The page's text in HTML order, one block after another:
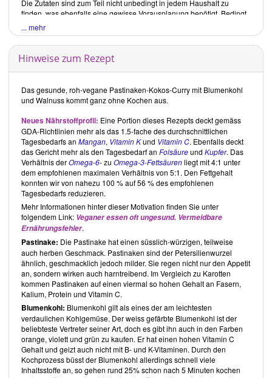
Die Zutaten sind zum Teil nicht unbedingt in jedem Haushalt zu
finden, was ebenfalls eine gewisse Vorausplanung benötigt. Bedingt
durch die Zutatenwahl, sind gerade bei den Desserts einige Gerichte
streng genommen nicht als roh zu bezeichnen, obgleich die
Zubereitung ohne Erhitzen auskommt. Durch den geringen Gebrauch
von zugesetzten Ölen und Süssungsmitteln jedoch und die
Verwendung frischer Zutaten, sind die meisten aufgeführten Rezepte
als gesund zu bezeichnen und heben sich somit von Gerichten vieler
veganer Rezeptbücher ab.
Kritische Rezensionen
Die Blogrezension bezieht sich ausschliesslich auf im Blog
veröffentlichte Rezepte, die zum Zeitpunkt der Erstellung der
Rezension veröffentlicht waren. Im Blog erschienene Artikel sind
nicht berücksichtigt.
Gesamteindruck
Vminh - Smile & Shineführt eine recht grosse Auswahl internationaler
roh-veganer Rezepte. Man erkennt an den Rezepten ganz deutlich
den asiatisch (vietnamesisch) geprägten Hintergrund der Bloggerin
Minh. Die Rezepte sind einfach zuzubereiten, wobei die
Zubereitungszeiten, bedingt durch Dörr-, Keim- und Einweichzeiten,
teilweise recht lang sind. Hier wäre eine Angabe der
Zubereitungszeiten zu Beginn des Rezeptes für die Planung hilfreich.
Ein Teil der Rezepte verlangt nach ungewöhnlicheren Zutaten, wie
Spirulina,Lucumaund Weizengraspulver. Abgesehen von den
Kuchen, benötigen die meisten Rezepte gar kein bis nur wenig
zugesetztes Öl. Bis auf eine Ausnahme, verwendetMinh selbst bei
den Desserts, nur geringe Mengen Süssungsmittel. In einem Gericht
verwendet sieHonig, den strenge Veganer sicherlich austauschen
möchten.Cashewnüsse, die in etwa einem Drittel der Desserts zum
Einsatz kommen, sind im Grunde selten roh. Steht "Cashewkerne roh"
auf der Packung, weist dies meistens nur darauf hin, dass die
Deaktivierung des giftigen Cardols durch Dampf erfolgte, statt durch
einen Röstprozess. Gleiches gilt für Vanille, deren Schoten streng
genommen nicht als Rohkost gelten. Grund hierfür ist der aufwändige
... mehr
Hinweise zum Rezept
Das gesunde, roh-vegane Pastinaken-Kokos-Curry mit Blumenkohl
und Walnuss kommt ganz ohne Kochen aus.
Neues Nährstoffprofil: Eine Portion dieses Rezepts deckt gemäss
GDA-Richtlinien mehr als das 1.5-fache des durchschnittlichen
Tagesbedarfs an Mangan, Vitamin Kund Vitamin C. Ebenfalls deckt
das Gericht mehr als den Tagesbedarf an Folsäureund Kupfer. Das
Verhältnis derOmega-6-zu Omega-3-Fettsäurenliegt mit 4:1 unter
dem empfohlenen maximalen Verhältnis von 5:1. Den Fettgehalt
konnten wir von nahezu 100 % auf 56 % des empfohlenen
Tagesbedarfs reduzieren.
Mehr Informationen hinter dieser Motivation finden Sie unter
folgendem Link: Veganer essen oft ungesund. Vermeidbare
Ernährungsfehler.
Pastinake: Die Pastinake hat einen süsslich-würzigen, teilweise
auch herben Geschmack. Pastinaken sind der Petersilienwurzel
ähnlich, geschmacklich jedoch milder. Sie regen nicht nur den Appetit
an, sondern wirken auch harntreibend. Im Vergleich zu Karotten
kommen Pastinaken auf einen viermal so hohen Gehalt an Fasern,
Kalium, Protein und Vitamin C.
Blumenkohl: Blumenkohl gilt als eines der am leichtesten
verdaulichen Kohlgemüse. Der weiss gefärbte Blumenkohl ist der
beliebteste Vertreter seiner Art, doch es gibt ihn auch in den Farben
orange, violett und grün zu kaufen. Er hat einen hohen Vitamin C
Gehalt und geizt auch nicht mit B- und K-Vitaminen. Durch den
Kochprozess büsst der Blumenkohl allerdings schnell viele
Inhaltsstoffe an, so gehen rund 25% schon nach 5 Minuten kochen